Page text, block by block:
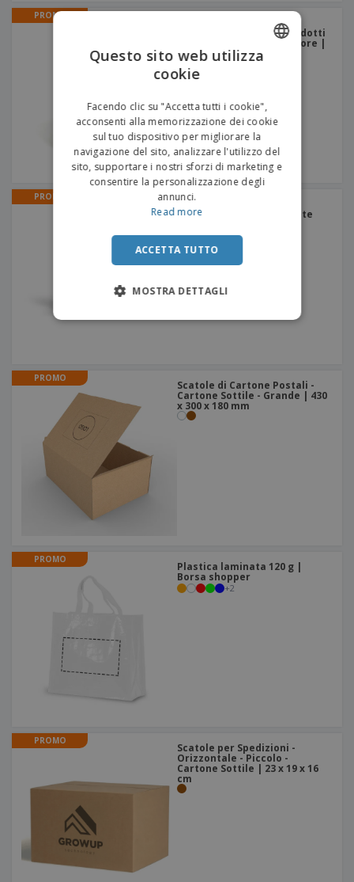
PROMO
Scatole per Spedizioni -
Cartone Sottile - Per Prodotti
Lunghi - Apertura Superiore |
50 x 15 x 15 cm
PROMO
Sacchetti di Carta per
Asporto | Maniglie Piegate
PROMO
Scatole di Cartone Postali -
Cartone Sottile - Grande | 430
x 300 x 180 mm
PROMO
Plastica laminata 120 g |
Borsa shopper
+2
PROMO
Scatole per Spedizioni -
Orizzontale - Piccolo -
Cartone Sottile | 23 x 19 x 16
cm
Questo sito web utilizza
cookie
Facendo clic su "Accetta tutti i cookie",
acconsenti alla memorizzazione dei cookie
sul tuo dispositivo per migliorare la
navigazione del sito, analizzare l'utilizzo del
sito, supportare i nostri sforzi di marketing e
consentire la personalizzazione degli
annunci.
Read more
ACCETTA TUTTO
MOSTRA DETTAGLI